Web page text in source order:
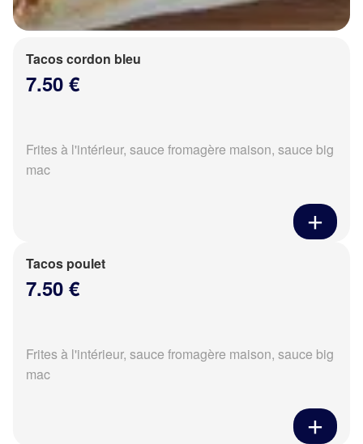
Tacos cordon bleu
7.50 €
Frites à l'intérieur, sauce fromagère maison, sauce big
mac
Tacos poulet
7.50 €
Frites à l'intérieur, sauce fromagère maison, sauce big
mac